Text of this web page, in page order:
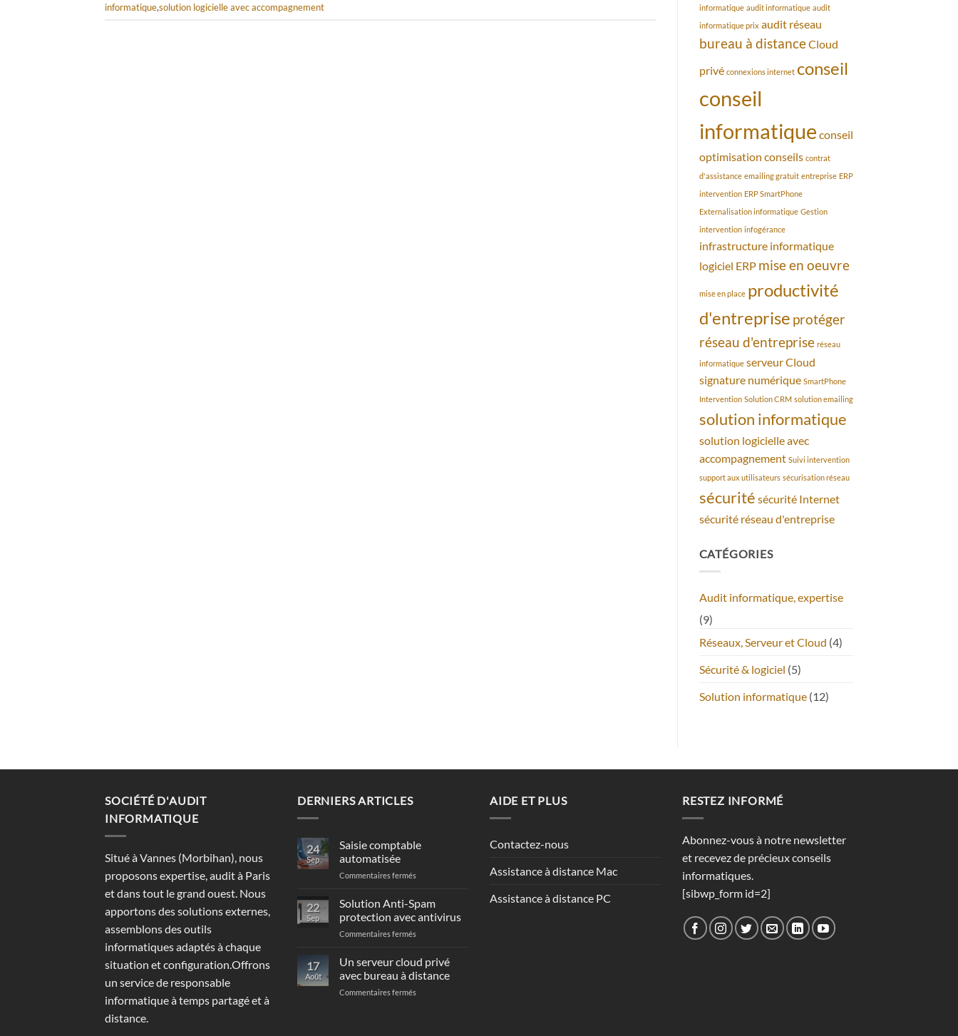
informatique,solution logicielle avec accompagnement
informatique audit informatique audit
informatique prix audit réseau
bureau à distanceCloud
privé connexions internet conseil
conseil
informatique conseil
optimisation conseils contrat
d'assistance emailing gratuit entreprise ERP
intervention ERP SmartPhone
Externalisation informatique Gestion
intervention infogérance
infrastructure informatique
logiciel ERP mise en oeuvre
mise en place productivité
d'entreprise protéger
réseau d'entreprise réseau
informatique serveur Cloud
signature numérique SmartPhone
Intervention Solution CRM solution emailing
solution informatique
solution logicielle avec
accompagnement Suivi intervention
support aux utilisateurs sécurisation réseau
sécurité sécurité Internet
sécurité réseau d'entreprise
CATÉGORIES
Audit informatique, expertise
(9)
Réseaux, Serveur et Cloud (4)
Sécurité & logiciel (5)
Solution informatique(12)
SOCIÉTÉ D'AUDIT
INFORMATIQUE
Situé à Vannes (Morbihan), nous
proposons expertise, audit à Paris
et dans tout le grand ouest. Nous
apportons des solutions externes,
assemblons des outils
informatiques adaptés à chaque
situation et configuration.Offrons
un service de responsable
informatique à temps partagé et à
distance.
DERNIERS ARTICLES
24
Sep
Saisie comptable
automatisée
Commentaires fermés
automatisée
22
Sep
Solution Anti-Spam
protection avec antivirus
Commentaires fermés
Anti-
Spam
protection
avec
17
Août
Un serveur cloud privé
avec bureau à distance
Commentaires fermés
AIDE ET PLUS
Contactez-nous
Assistance à distance Mac
Assistance à distance PC
RESTEZ INFORMÉ
Abonnez-vous à notre newsletter
et recevez de précieux conseils
informatiques.
[sibwp_form id=2]